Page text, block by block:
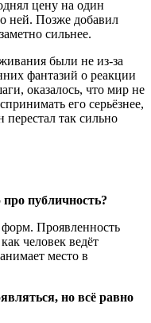
цену на один
ней. Позже добавил
сильнее.
были не из-за
фантазий о реакции
оказалось, что мир не
его серьёзнее,
так сильно
публичность?
Проявленность
человек ведёт
место в
но всё равно